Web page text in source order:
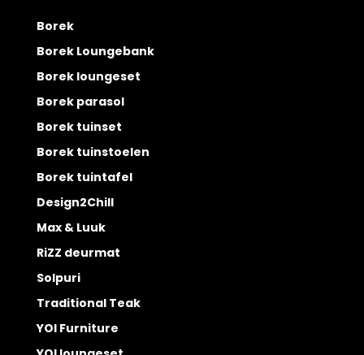
Borek
Borek Loungebank
Borek loungeset
Borek parasol
Borek tuinset
Borek tuinstoelen
Borek tuintafel
Design2Chill
Max & Luuk
RiZZ deurmat
Solpuri
Traditional Teak
YOI Furniture